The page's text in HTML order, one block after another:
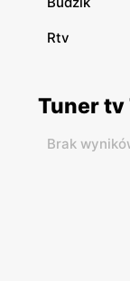
Rtv
Tuner
Brak